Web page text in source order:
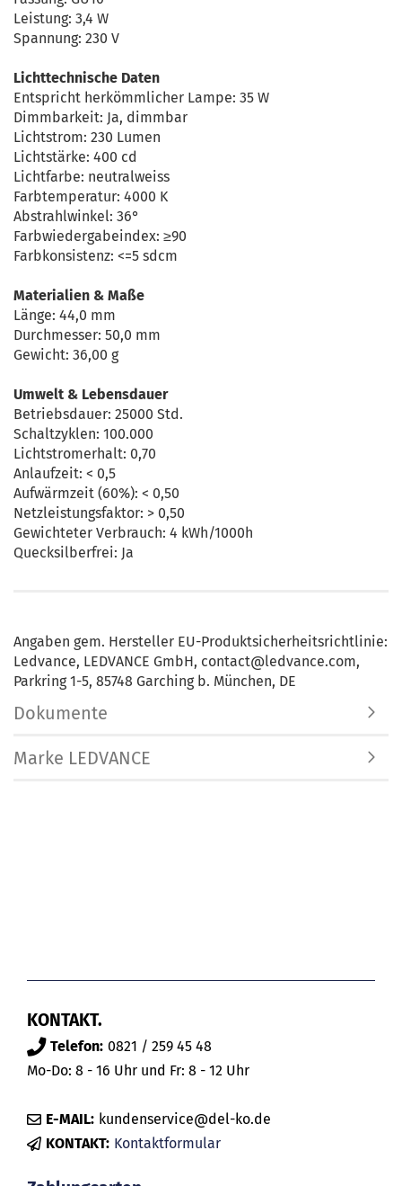
Leistung: 3,4 W
Spannung: 230 V
Lichttechnische Daten
Entspricht herkömmlicher Lampe: 35 W
Dimmbarkeit: Ja, dimmbar
Lichtstrom: 230 Lumen
Lichtstärke: 400 cd
Lichtfarbe: neutralweiss
Farbtemperatur: 4000 K
Abstrahlwinkel: 36°
Farbwiedergabeindex: ≥90
Farbkonsistenz: <=5 sdcm
Materialien & Maße
Länge: 44,0 mm
Durchmesser: 50,0 mm
Gewicht: 36,00 g
Umwelt & Lebensdauer
Betriebsdauer: 25000 Std.
Schaltzyklen: 100.000
Lichtstromerhalt: 0,70
Anlaufzeit: < 0,5
Aufwärmzeit (60%): < 0,50
Netzleistungsfaktor: > 0,50
Gewichteter Verbrauch: 4 kWh/1000h
Quecksilberfrei: Ja
Angaben gem. Hersteller EU-Produktsicherheitsrichtlinie:
Ledvance, LEDVANCE GmbH, contact@ledvance.com,
Parkring 1-5, 85748 Garching b. München, DE
Dokumente
Marke LEDVANCE
KONTAKT.
Telefon: 0821 / 259 45 48
Mo-Do: 8 - 16 Uhr und Fr: 8 - 12 Uhr
E-MAIL: kundenservice@del-ko.de
KONTAKT: Kontaktformular